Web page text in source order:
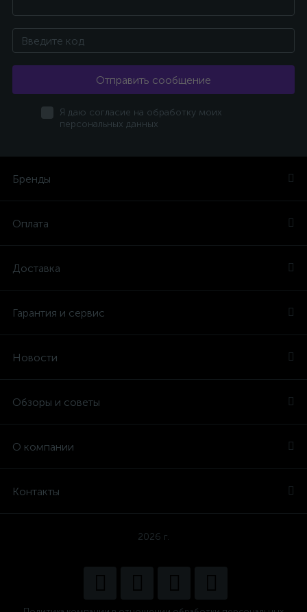
Отправить сообщение
Я даю согласие на обработку моих
персональных данных
Бренды
Оплата
Доставка
Гарантия и сервис
Новости
Обзоры и советы
О компании
Контакты
2026 г.